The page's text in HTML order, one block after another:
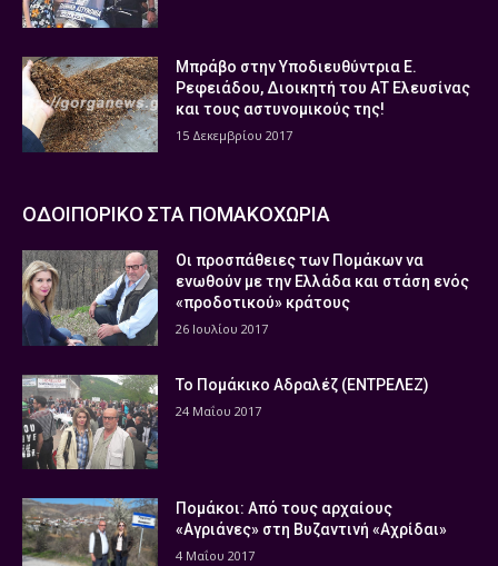
Μπράβο στην Υποδιευθύντρια Ε.
Ρεφειάδου, Διοικητή του ΑΤ Ελευσίνας
και τους αστυνομικούς της!
15 Δεκεμβρίου 2017
ΟΔΟΙΠΟΡΙΚΟ ΣΤΑ ΠΟΜΑΚΟΧΩΡΙΑ
Οι προσπάθειες των Πομάκων να
ενωθούν με την Ελλάδα και στάση ενός
«προδοτικού» κράτους
26 Ιουλίου 2017
Το Πομάκικο Αδραλέζ (ΕΝΤΡΕΛΕΖ)
24 Μαΐου 2017
Πομάκοι: Από τους αρχαίους
«Αγριάνες» στη Βυζαντινή «Αχρίδαι»
4 Μαΐου 2017